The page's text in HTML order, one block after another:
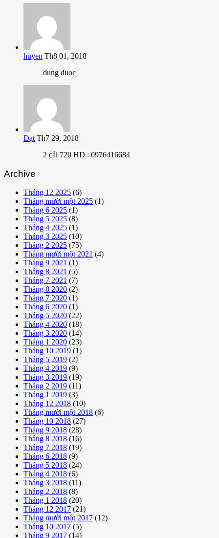
huyen Th8 01, 2018
dung duoc
Đạt Th7 29, 2018
2 cái 720 HD : 0976416684
Archive
Tháng 12 2025 (6)
Tháng mười một 2025 (1)
Tháng 6 2025 (1)
Tháng 5 2025 (8)
Tháng 4 2025 (1)
Tháng 3 2025 (10)
Tháng 2 2025 (75)
Tháng mười một 2021 (4)
Tháng 9 2021 (1)
Tháng 8 2021 (5)
Tháng 7 2021 (7)
Tháng 8 2020 (2)
Tháng 7 2020 (1)
Tháng 6 2020 (1)
Tháng 5 2020 (22)
Tháng 4 2020 (18)
Tháng 3 2020 (14)
Tháng 1 2020 (23)
Tháng 10 2019 (1)
Tháng 5 2019 (2)
Tháng 4 2019 (9)
Tháng 3 2019 (19)
Tháng 2 2019 (11)
Tháng 1 2019 (3)
Tháng 12 2018 (10)
Tháng mười một 2018 (6)
Tháng 10 2018 (27)
Tháng 9 2018 (28)
Tháng 8 2018 (16)
Tháng 7 2018 (19)
Tháng 6 2018 (9)
Tháng 5 2018 (24)
Tháng 4 2018 (6)
Tháng 3 2018 (11)
Tháng 2 2018 (8)
Tháng 1 2018 (20)
Tháng 12 2017 (21)
Tháng mười một 2017 (12)
Tháng 10 2017 (5)
Tháng 9 2017 (14)